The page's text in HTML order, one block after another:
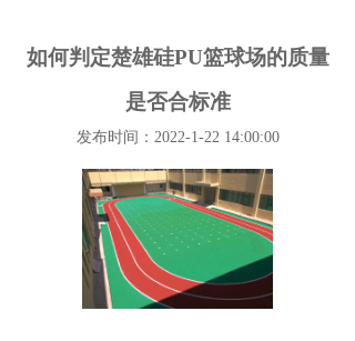
如何判定楚雄硅PU篮球场的质量
是否合标准
发布时间：2022-1-22 14:00:00